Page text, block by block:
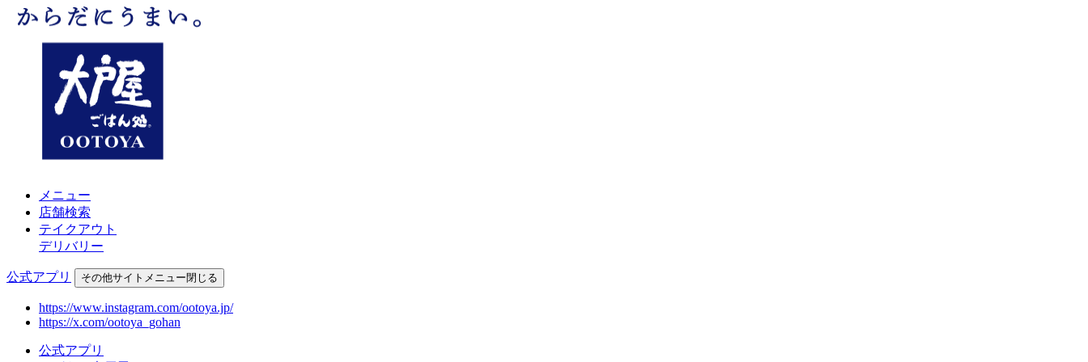
メニュー
店舗検索
テイクアウト
デリバリー
公式アプリ その他サイトメニュー閉じる
https://www.instagram.com/ootoya.jp/
https://x.com/ootoya_gohan
公式アプリ